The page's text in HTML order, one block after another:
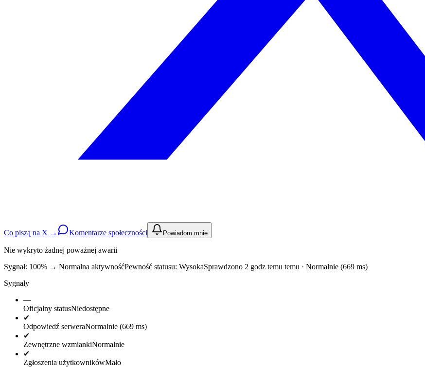
Co piszą na X → Komentarze społeczności Powiadom mnie
Nie wykryto żadnej poważnej awarii
Sygnał: 100% → Normalna aktywnośćPewność statusu: WysokaSprawdzono 2 godz temu temu · Normalnie (669 ms)
Sygnały
—
Oficjalny statusNiedostępne
✔
Odpowiedź serweraNormalnie (669 ms)
✔
Zewnętrzne wzmiankiNormalnie
✔
Zgłoszenia użytkownikówMało